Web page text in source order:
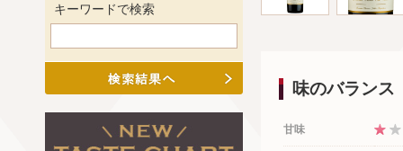
味のバランス
甘味
キーワードで検索